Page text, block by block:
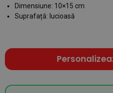
Dimensiune: 10×15 cm
Suprafață: lucioasă